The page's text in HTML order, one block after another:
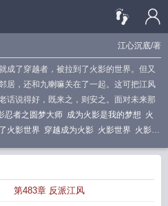
江心沉底/著
成了穿越者，被拉到了火影的世界。但又
居，还和九喇嘛关在了一起。这可把江风
话说得好，既来之，则安之。面对未来那
忍者之圆梦大师 成为火影是我的梦想 火
火影世界 穿越成为火影 火影世界 火影我
名
蝓大仙我把火影做成了网游
第483章 反派江风